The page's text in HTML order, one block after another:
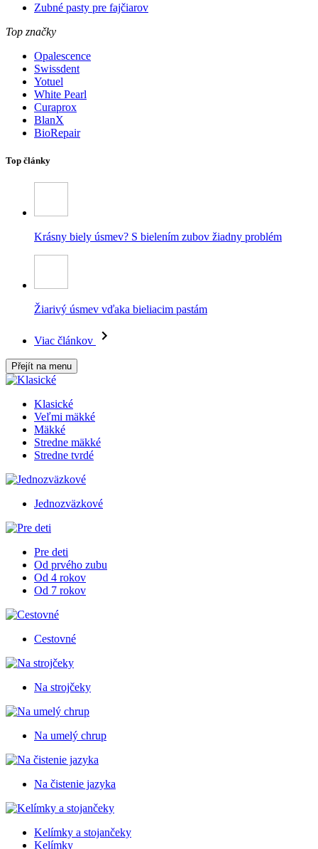
Zubné pasty pre fajčiarov
Top značky
Opalescence
Swissdent
Yotuel
White Pearl
Curaprox
BlanX
BioRepair
Top články
Krásny biely úsmev? S bielením zubov žiadny problém
Žiarivý úsmev vďaka bieliacim pastám
Viac článkov
Přejít na menu
Klasické
Veľmi mäkké
Mäkké
Stredne mäkké
Stredne tvrdé
Jednozväzkové
Pre deti
Od prvého zubu
Od 4 rokov
Od 7 rokov
Cestovné
Na strojčeky
Na umelý chrup
Na čistenie jazyka
Kelímky a stojančeky
Kelímky